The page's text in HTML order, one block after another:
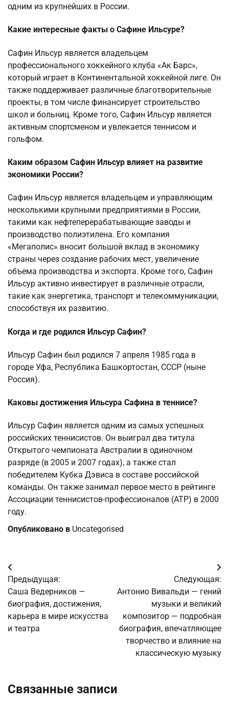
одним из крупнейших в России.
Какие интересные факты о Сафине Ильсуре?
Сафин Ильсур является владельцем
профессионального хоккейного клуба «Ак Барс»,
который играет в Континентальной хоккейной лиге. Он
также поддерживает различные благотворительные
проекты, в том числе финансирует строительство
школ и больниц. Кроме того, Сафин Ильсур является
активным спортсменом и увлекается теннисом и
гольфом.
Каким образом Сафин Ильсур влияет на развитие
экономики России?
Сафин Ильсур является владельцем и управляющим
несколькими крупными предприятиями в России,
такими как нефтеперерабатывающие заводы и
производство полиэтилена. Его компания
«Мегаполис» вносит большой вклад в экономику
страны через создание рабочих мест, увеличение
объема производства и экспорта. Кроме того, Сафин
Ильсур активно инвестирует в различные отрасли,
такие как энергетика, транспорт и телекоммуникации,
способствуя их развитию.
Когда и где родился Ильсур Сафин?
Ильсур Сафин был родился 7 апреля 1985 года в
городе Уфа, Республика Башкортостан, СССР (ныне
Россия).
Каковы достижения Ильсура Сафина в теннисе?
Ильсур Сафин является одним из самых успешных
российских теннисистов. Он выиграл два титула
Открытого чемпионата Австралии в одиночном
разряде (в 2005 и 2007 годах), а также стал
победителем Кубка Дэвиса в составе российской
команды. Он также занимал первое место в рейтинге
Ассоциации теннисистов-профессионалов (ATP) в 2000
году.
Опубликовано в Uncategorised
Навигация
по
записям
Предыдущая:
Саша Ведерников —
биография, достижения,
карьера в мире искусства
и театра
Следующая:
Антонио Вивальди — гений
музыки и великий
композитор — подробная
биография, впечатляющее
творчество и влияние на
классическую музыку
Связанные записи